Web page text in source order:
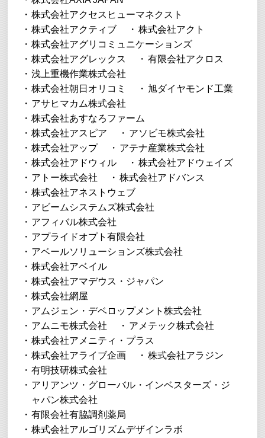
株式会社アクセスヒューマネクスト
株式会社アクティブ
株式会社アクト
株式会社アグリコミュニケーションズ
株式会社アグレックス
有限会社アクロス
浅上重機作業株式会社
株式会社朝日オリコミ
旭ダイヤモンド工業
アサヒマカム株式会社
株式会社あすなろファーム
株式会社アスピア
アソビモ株式会社
株式会社アップ
アテナ産業株式会社
株式会社アドウィル
株式会社アドウェイズ
アトー株式会社
株式会社アドバンス
株式会社アネストウェブ
アビームシステムズ株式会社
アフィバル株式会社
アプライドオプト有限会社
アベールソリューションズ株式会社
株式会社アベイル
株式会社アマデウス・ジャパン
株式会社網屋
アムジェン・デベロップメント株式会社
アムニモ株式会社
アメテック株式会社
株式会社アメニティ・プラス
株式会社アライブ企画
株式会社アラジン
有明技研株式会社
アリアンツ・グローバル・インベスターズ・ジ
ャパン株式会社
有限会社有脇調剤薬局
株式会社アルゴリズムデザインラボ